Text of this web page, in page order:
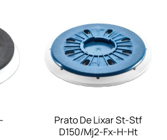
Prato De Lixar St-Stf
D150/Mj2-Fx-H-Ht